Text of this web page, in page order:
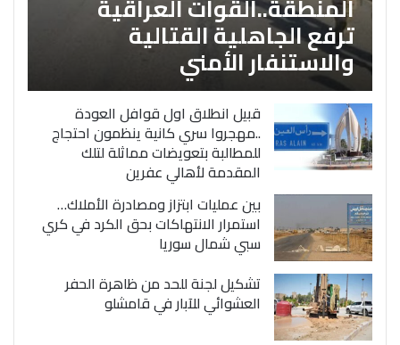
ترفع الجاهلية القتالية
والاستنفار الأمني
قبيل انطلاق اول قوافل العودة
..مهجروا سري كانية ينظمون احتجاج
للمطالبة بتعويضات مماثلة لتلك
المقدمة لأهالي عفرين
بين عمليات ابتزاز ومصادرة الأملاك…
استمرار الانتهاكات بحق الكرد في كري
سبي شمال سوريا
تشكيل لجنة للحد من ظاهرة الحفر
العشوائي للآبار في قامشلو